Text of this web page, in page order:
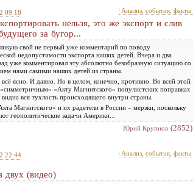
09:18 Анализ, события, факты
нельзя, это же экспорт и слив
за бугор...
свой не первый уже комментарий по поводу
недопустимости экспорта наших детей. Вчера и два
уже комментировал эту абсолютно безобразную ситуацию со
нами самими наших детей из страны.
всё ясно. И давно. Но в целом, конечно, противно. Во всей этой
«Акту Магнитского» популистских поправках
видна вся тухлость происходящего внутри страны.
Магнитского» и их радетели в России – мерзки, поскольку
геополитические задачи Америки...
Юрий Крупнов (2852)
22:44 Анализ, события, факты
двух (видео)